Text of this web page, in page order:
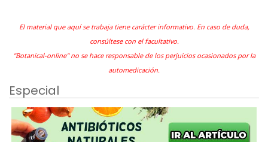
El material que aquí se trabaja tiene carácter informativo. En caso de duda,
consúltese con el facultativo.
"Botanical-online" no se hace responsable de los perjuicios ocasionados por la
automedicación.
Especial